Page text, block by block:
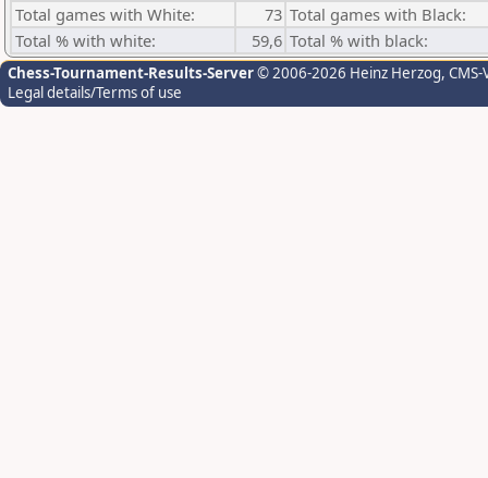
Total games with White:
73 Total games with Black:
Total % with white:
59,6 Total % with black:
Chess-Tournament-Results-Server© 2006-2026 Heinz Herzog,
Legal details/Terms of use